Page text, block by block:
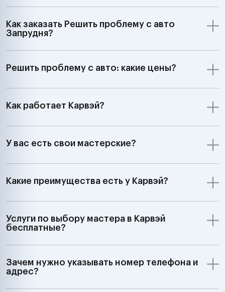
Как заказать Решить проблему с авто
Запрудня?
Решить проблему с авто: какие цены?
Как работает Карвэй?
У вас есть свои мастерские?
Какие преимущества есть у Карвэй?
Услуги по выбору мастера в Карвэй
бесплатные?
Зачем нужно указывать номер телефона и
адрес?